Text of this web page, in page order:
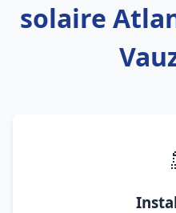
solaire